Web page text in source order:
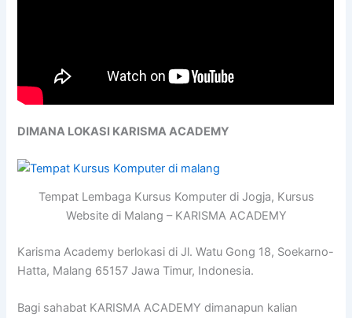
DIMANA LOKASI KARISMA ACADEMY
Tempat Lembaga Kursus Komputer di Jogja, Kursus
Website di Malang – KARISMA ACADEMY
Karisma Academy berlokasi di Jl. Watu Gong 18, Soekarno-
Hatta, Malang 65157 Jawa Timur, Indonesia.
Bagi sahabat KARISMA ACADEMY dimanapun kalian